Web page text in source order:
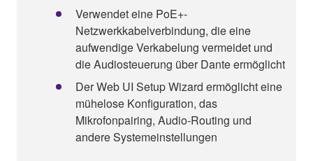
Verwendet eine PoE+-
Netzwerkkabelverbindung, die eine
aufwendige Verkabelung vermeidet und
die Audiosteuerung über Dante ermöglicht
Der Web UI Setup Wizard ermöglicht eine
mühelose Konfiguration, das
Mikrofonpairing, Audio-Routing und
andere Systemeinstellungen